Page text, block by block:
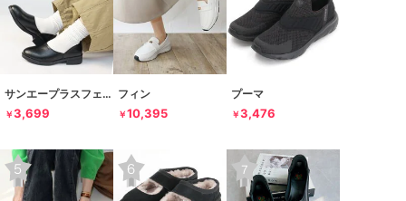
サンエープラスフェミニン
￥3,699
フィン
￥10,395
プーマ
￥3,476